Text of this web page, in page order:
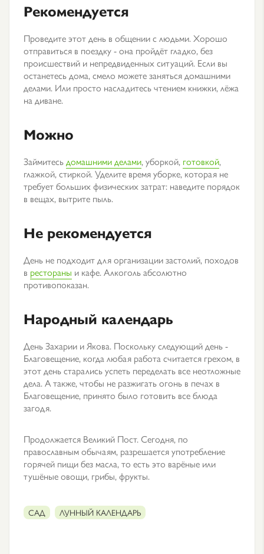
Рекомендуется
Проведите этот день в общении с людьми. Хорошо
отправиться в поездку - она пройдёт гладко, без
происшествий и непредвиденных ситуаций. Если вы
останетесь дома, смело можете заняться домашними
делами. Или просто насладитесь чтением книжки, лёжа
на диване.
Можно
Займитесьдомашними делами, уборкой, готовкой,
глажкой, стиркой. Уделите время уборке, которая не
требует больших физических затрат: наведите порядок
в вещах, вытрите пыль.
Не рекомендуется
День не подходит для организации застолий, походов
в рестораны и кафе. Алкоголь абсолютно
противопоказан.
Народный календарь
День Захарии и Якова. Поскольку следующий день -
Благовещение, когда любая работа считается грехом, в
этот день старались успеть переделать все неотложные
дела. А также, чтобы не разжигать огонь в печах в
Благовещение, принято было готовить все блюда
загодя.
Продолжается Великий Пост. Сегодня, по
православным обычаям, разрешается употребление
горячей пищи без масла, то есть это варёные или
тушёные овощи, грибы, фрукты.
САД ЛУННЫЙ КАЛЕНДАРЬ